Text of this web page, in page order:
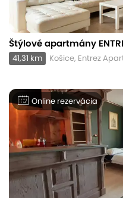
Štýlové apartmány
41,31 km Košice, Entrez
Online rezervácia